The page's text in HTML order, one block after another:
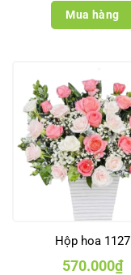
Mua hàng
Hộp hoa 1127
570.000₫